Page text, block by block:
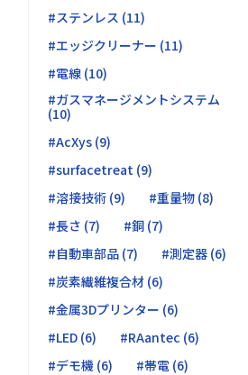
#ステンレス (11)
#エッジクリーナー (11)
#電線 (10)
#ガスマネージメントシステム
(10)
#AcXys (9)
#surfacetreat (9)
#溶接技術 (9)
#重量物 (8)
#長さ (7)
#銅 (7)
#自動車部品 (7)
#測定器 (6)
#炭素繊維複合材 (6)
#金属3Dプリンター (6)
#LED (6)
#RAantec (6)
#デモ機 (6)
#帯電 (6)